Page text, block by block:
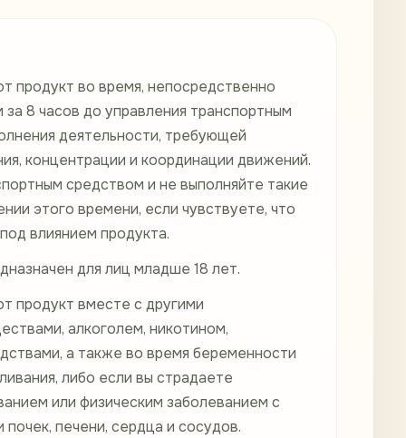
продукт во время, непосредственно
8 часов до управления транспортным
деятельности, требующей
концентрации и координации движений.
средством и не выполняйте такие
этого времени, если чувствуете, что
влиянием продукта.
для лиц младше 18 лет.
продукт вместе с другими
алкоголем, никотином,
а также во время беременности
либо если вы страдаете
или физическим заболеванием с
печени, сердца и сосудов.